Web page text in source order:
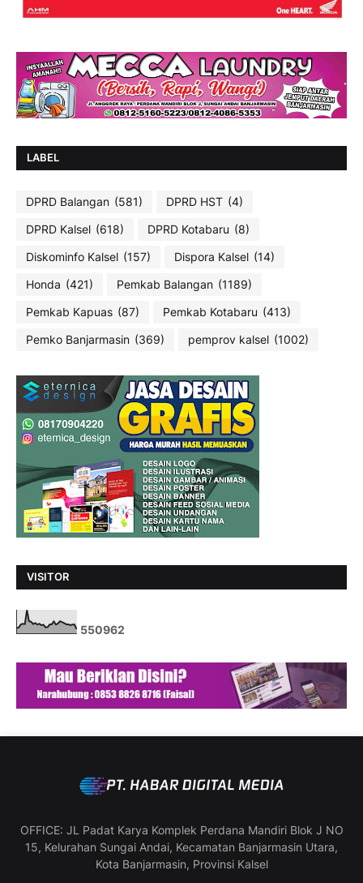
LABEL
DPRD Balangan (581) DPRD HST (4)
DPRD Kalsel (618) DPRD Kotabaru (8)
Diskominfo Kalsel (157) Dispora Kalsel (14)
Honda (421) Pemkab Balangan (1189)
Pemkab Kapuas (87) Pemkab Kotabaru (413)
Pemko Banjarmasin (369) pemprov kalsel (1002)
VISITOR
550962
OFFICE: JL Padat Karya Komplek Perdana Mandiri Blok J NO
15, Kelurahan Sungai Andai, Kecamatan Banjarmasin Utara,
Kota Banjarmasin, Provinsi Kalsel